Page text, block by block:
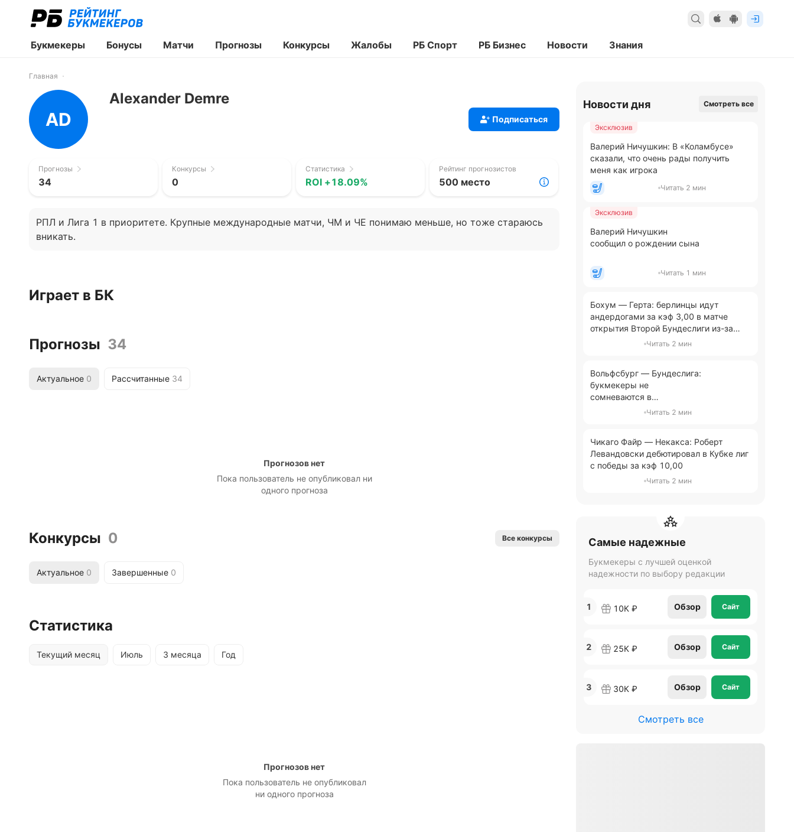
Букмекеры Бонусы Матчи Прогнозы Конкурсы Жалобы РБ Спорт РБ Бизнес Новости Знания
Главная
AD
Alexander Demre
Подписаться
Прогнозы
34
Конкурсы
0
Статистика
ROI +18.09%
Рейтинг прогнозистов
500 место
РПЛ и Лига 1 в приоритете. Крупные международные матчи, ЧМ и ЧЕ понимаю меньше, но тоже стараюсь
вникать.
Играет в БК
Прогнозы 34
Актуальное 0 Рассчитанные 34
Прогнозов нет
Пока пользователь не опубликовал ни
одного прогноза
Конкурсы 0 Все конкурсы
Актуальное 0 Завершенные 0
Статистика
Текущий месяц Июль 3 месяца Год
Прогнозов нет
Пока пользователь не опубликовал
ни одного прогноза
Новости дня Смотреть все
Эксклюзив
Валерий Ничушкин: В «Коламбусе»
сказали, что очень рады получить
меня как игрока
Читать 2 мин
Эксклюзив
Валерий Ничушкин
сообщил о рождении сына
Читать 1 мин
Бохум — Герта: берлинцы идут
андердогами за кэф 3,00 в матче
открытия Второй Бундеслиги из-за
судьи и историиЧитать 2 мин
Вольфсбург — Бундеслига:
букмекеры не
сомневаются в
Читать 2 мин
Чикаго Файр — Некакса: Роберт
Левандовски дебютировал в Кубке лиг
с победы за кэф 10,00
Читать 2 мин
Самые надежные
Букмекеры с лучшей оценкой
надежности по выбору редакции
1 10К ₽ Обзор Сайт
2 25К ₽ Обзор Сайт
3 30К ₽ Обзор Сайт
Смотреть все